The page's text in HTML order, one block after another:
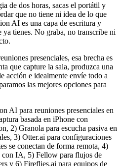
de dos horas, sacas el portátil y
que no tiene ni idea de lo que
AI es una capa de escritura y
ya tienes. No graba, no transcribe ni
presenciales, esa brecha es
que capture la sala, produzca una
acción e idealmente envíe todo a
las mejores opciones para
AI para reuniones presenciales en
basada en iPhone con
2) Granola para escucha pasiva en
3) Otter.ai para configuraciones
se conectan de forma remota, 4)
con IA, 5) Fellow para flujos de
y 6) Fireflies.ai para equipos de